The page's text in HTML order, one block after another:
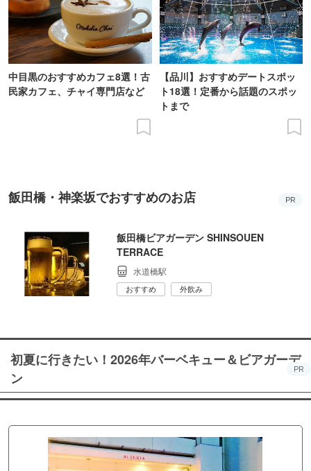
中目黒のおすすめカフェ8選！古
民家カフェ、チャイ専門店など
【品川】おすすめデートスポッ
ト18選！定番から話題のスポッ
トまで
飯田橋・神楽坂でおすすめのお店 PR
飯田橋ビアガーデン SHINSOUEN
TERRACE
水道橋駅
おすすめ 外飲み
初夏に行きたい！2026年バーベキュー＆ビアガーデ
ン
PR